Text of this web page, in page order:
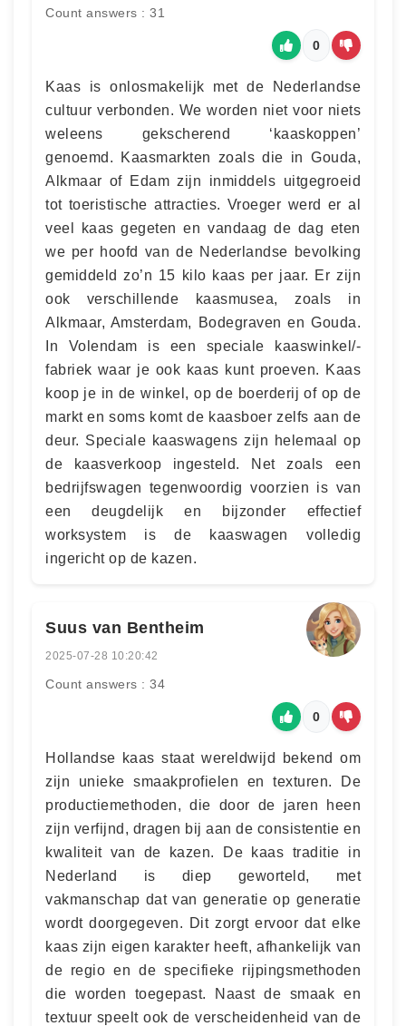
Count answers : 31
0
Kaas is onlosmakelijk met de Nederlandse
cultuur verbonden. We worden niet voor niets
weleens gekscherend ‘kaaskoppen’
genoemd. Kaasmarkten zoals die in Gouda,
Alkmaar of Edam zijn inmiddels uitgegroeid
tot toeristische attracties. Vroeger werd er al
veel kaas gegeten en vandaag de dag eten
we per hoofd van de Nederlandse bevolking
gemiddeld zo’n 15 kilo kaas per jaar. Er zijn
ook verschillende kaasmusea, zoals in
Alkmaar, Amsterdam, Bodegraven en Gouda.
In Volendam is een speciale kaaswinkel/-
fabriek waar je ook kaas kunt proeven. Kaas
koop je in de winkel, op de boerderij of op de
markt en soms komt de kaasboer zelfs aan de
deur. Speciale kaaswagens zijn helemaal op
de kaasverkoop ingesteld. Net zoals een
bedrijfswagen tegenwoordig voorzien is van
een deugdelijk en bijzonder effectief
worksystem is de kaaswagen volledig
ingericht op de kazen.
Suus van Bentheim
2025-07-28 10:20:42
Count answers : 34
0
Hollandse kaas staat wereldwijd bekend om
zijn unieke smaakprofielen en texturen. De
productiemethoden, die door de jaren heen
zijn verfijnd, dragen bij aan de consistentie en
kwaliteit van de kazen. De kaas traditie in
Nederland is diep geworteld, met
vakmanschap dat van generatie op generatie
wordt doorgegeven. Dit zorgt ervoor dat elke
kaas zijn eigen karakter heeft, afhankelijk van
de regio en de specifieke rijpingsmethoden
die worden toegepast. Naast de smaak en
textuur speelt ook de verscheidenheid van de